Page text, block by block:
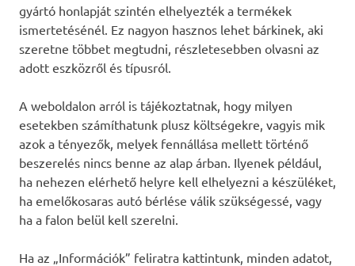
gyártó honlapját szintén elhelyezték a termékek
ismertetésénél. Ez nagyon hasznos lehet bárkinek, aki
szeretne többet megtudni, részletesebben olvasni az
adott eszközről és típusról.
A weboldalon arról is tájékoztatnak, hogy milyen
esetekben számíthatunk plusz költségekre, vagyis mik
azok a tényezők, melyek fennállása mellett történő
beszerelés nincs benne az alap árban. Ilyenek például,
ha nehezen elérhető helyre kell elhelyezni a készüléket,
ha emelőkosaras autó bérlése válik szükségessé, vagy
ha a falon belül kell szerelni.
Ha az „Információk” feliratra kattintunk, minden adatot,